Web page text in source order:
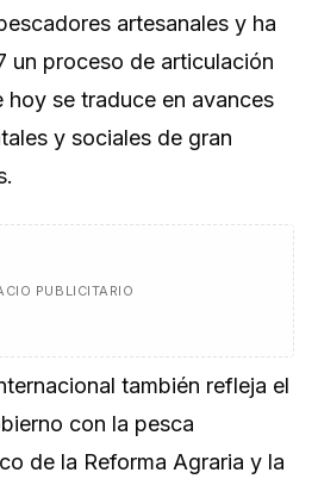
artesanales y ha
un proceso de articulación
se traduce en avances
y sociales de gran
PUBLICITARIO
también refleja el
con la pesca
de la Reforma Agraria y la